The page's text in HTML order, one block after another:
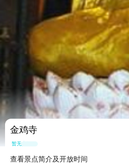
金鸡寺
暂无点评
查看景点简介及开放时间